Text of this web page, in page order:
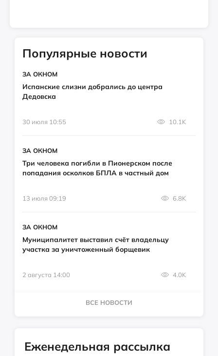
Популярные новости
ЗА ОКНОМ
Испанские слизни добрались до центра
Дедовска
30 июля 10:55 10.1K
ЗА ОКНОМ
Три человека погибли в Пионерском после
попадания осколков БПЛА в частный дом
13 июля 09:19 6.8K
ЗА ОКНОМ
Муниципалитет выставил счёт владельцу
участка за уничтоженный борщевик
2 августа 14:00 4.0K
ВСЕ НОВОСТИ
Еженедельная рассылка